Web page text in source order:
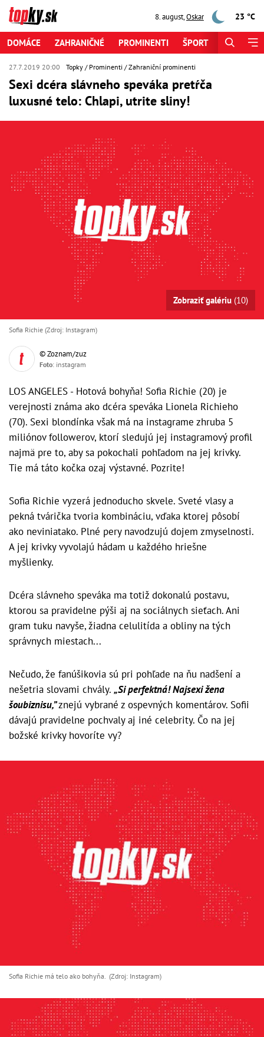
8. august,Oskar 23 °C
DOMÁCE ZAHRANIČNÉ PROMINENTI ŠPORT
27.7.2019 20:00 Topky Prominenti Zahraniční prominenti
Sexi dcéra slávneho speváka pretŕča
luxusné telo: Chlapi, utrite sliny!
Zobraziť galériu (10)
Sofia Richie (Zdroj: Instagram)
© Zoznam/zuz
Foto: instagram
LOS ANGELES - Hotová bohyňa! Sofia Richie (20) je
verejnosti známa ako dcéra speváka Lionela Richieho
(70). Sexi blondínka však má na instagrame zhruba 5
miliónov followerov, ktorí sledujú jej instagramový profil
najmä pre to, aby sa pokochali pohľadom na jej krivky.
Tie má táto kočka ozaj výstavné. Pozrite!
Sofia Richie vyzerá jednoducho skvele. Sveté vlasy a
pekná tvárička tvoria kombináciu, vďaka ktorej pôsobí
ako neviniatako. Plné pery navodzujú dojem zmyselnosti.
A jej krivky vyvolajú hádam u každého hriešne
myšlienky.
Dcéra slávneho speváka ma totiž dokonalú postavu,
ktorou sa pravidelne pýši aj na sociálnych sieťach. Ani
gram tuku navyše, žiadna celulitída a obliny na tých
správnych miestach...
Nečudo, že fanúšikovia sú pri pohľade na ňu nadšení a
nešetria slovami chvály. „Si perfektná! Najsexi žena
šoubiznisu,”znejú vybrané z ospevných komentárov. Sofii
dávajú pravidelne pochvaly aj iné celebrity. Čo na jej
božské krivky hovoríte vy?
Sofia Richie má telo ako bohyňa. (Zdroj: Instagram)